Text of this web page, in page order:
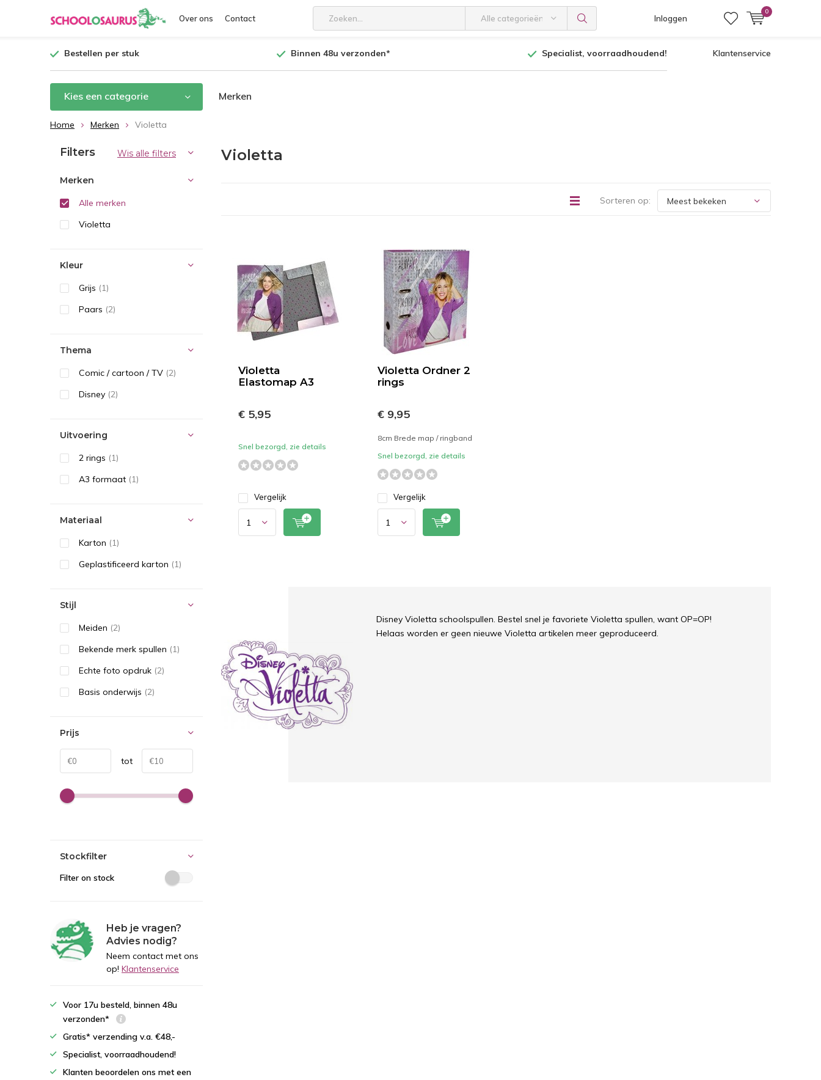
Over ons Contact Alle categorieën Inloggen
0
Bestellen per stuk Binnen 48u verzonden* Specialist, voorraadhoudend! Klantenservice
Kies een categorie Merken
Home Merken Violetta
Violetta
Sorteren op:
Violetta
Elastomap A3
€ 5,95
Snel bezorgd, zie details
Vergelijk
Violetta Ordner 2
rings
€ 9,95
8cm Brede map / ringband
Snel bezorgd, zie details
Vergelijk
Disney Violetta schoolspullen. Bestel snel je favoriete Violetta spullen, want OP=OP!
Helaas worden er geen nieuwe Violetta artikelen meer geproduceerd.
Filters Wis alle filters
Merken
Alle merken
Violetta
Kleur
Grijs (1)
Paars (2)
Thema
Comic / cartoon / TV (2)
Disney (2)
Uitvoering
2 rings (1)
A3 formaat (1)
Materiaal
Karton (1)
Geplastificeerd karton (1)
Stijl
Meiden (2)
Bekende merk spullen (1)
Echte foto opdruk (2)
Basis onderwijs (2)
Prijs
tot
Stockfilter
Filter on stock
Heb je vragen?
Advies nodig?
Neem contact met ons
op! Klantenservice
Voor 17u besteld, binnen 48u
verzonden*
Gratis* verzending v.a. €48,-
Specialist, voorraadhoudend!
Klanten beoordelen ons met een